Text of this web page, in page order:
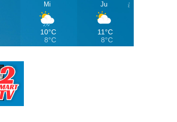
Mi
10°C
8°C
Ju
11°C
8°C